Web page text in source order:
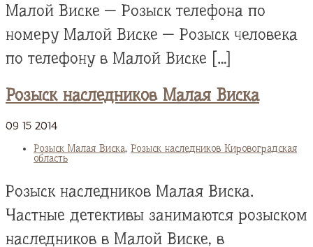
Малой Виске — Розыск телефона по
номеру Малой Виске — Розыск человека
по телефону в Малой Виске […]
Розыск наследников Малая Виска
09 15 2014
Розыск Малая Виска, Розыск наследников Кировоградская
область
Розыск наследников Малая Виска.
Частные детективы занимаются розыском
наследников в Малой Виске, в